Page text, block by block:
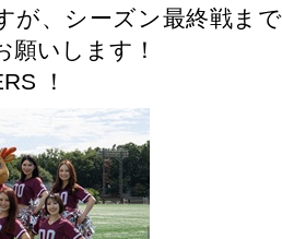
が、シーズン最終戦ま
いします！
！